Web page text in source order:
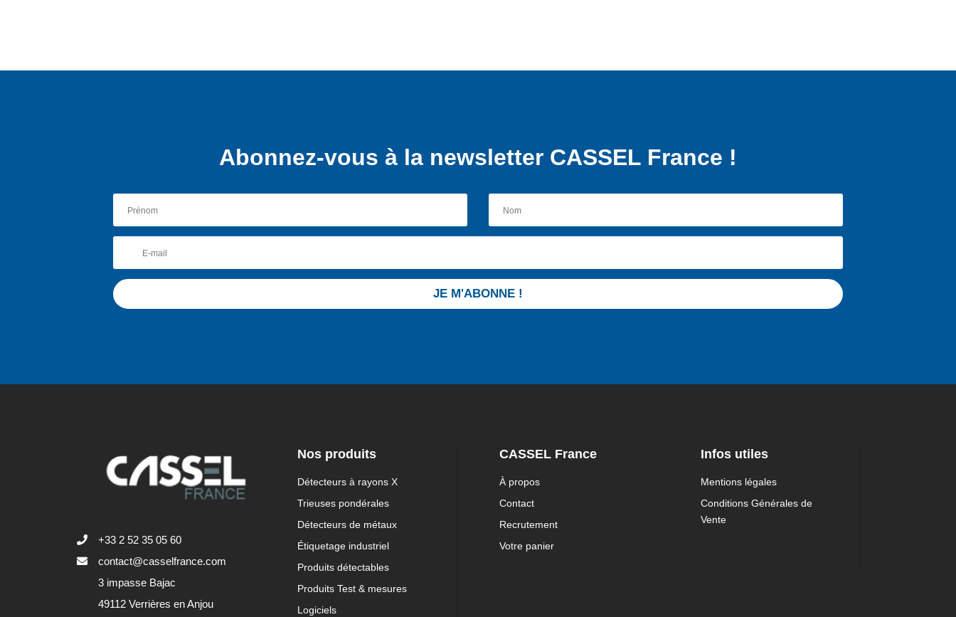
Abonnez-vous à la newsletter CASSEL France !
JE M'ABONNE !
+33 2 52 35 05 60
contact@casselfrance.com
3 impasse Bajac
49112 Verrières en Anjou
Nos produits
Détecteurs à rayons X
Trieuses pondérales
Détecteurs de métaux
Étiquetage industriel
Produits détectables
Produits Test & mesures
Logiciels
CASSEL France
À propos
Contact
Recrutement
Votre panier
Infos utiles
Mentions légales
Conditions Générales de
Vente